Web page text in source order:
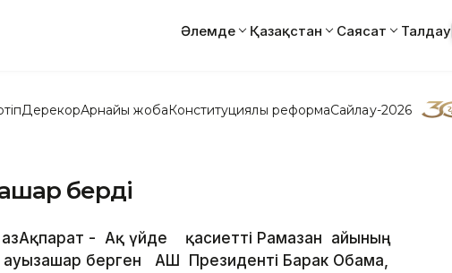
Әлемде Қазақстан Саясат Талдау
ДерекқорАрнайы жобаКонституциялық реформаСайлау-2026
берді
- Ақ үйде қасиетті Рамазан айының
берген АҚШ Президенті Барак Обама,